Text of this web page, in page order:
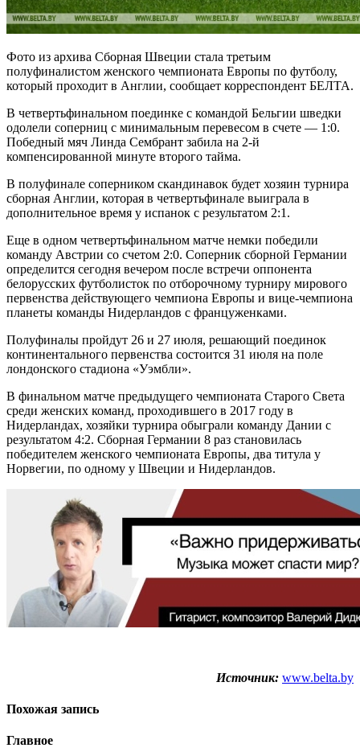
Фото из архива Сборная Швеции стала третьим
полуфиналистом женского чемпионата Европы по футболу,
который проходит в Англии, сообщает корреспондент БЕЛТА.
В четвертьфинальном поединке с командой Бельгии шведки
одолели соперниц с минимальным перевесом в счете — 1:0.
Победный мяч Линда Сембрант забила на 2-й
компенсированной минуте второго тайма.
В полуфинале соперником скандинавок будет хозяин турнира
сборная Англии, которая в четвертьфинале выиграла в
дополнительное время у испанок с результатом 2:1.
Еще в одном четвертьфинальном матче немки победили
команду Австрии со счетом 2:0. Соперник сборной Германии
определится сегодня вечером после встречи оппонента
белорусских футболисток по отборочному турниру мирового
первенства действующего чемпиона Европы и вице-чемпиона
планеты команды Нидерландов с француженками.
Полуфиналы пройдут 26 и 27 июля, решающий поединок
континентального первенства состоится 31 июля на поле
лондонского стадиона «Уэмбли».
В финальном матче предыдущего чемпионата Старого Света
среди женских команд, проходившего в 2017 году в
Нидерландах, хозяйки турнира обыграли команду Дании с
результатом 4:2. Сборная Германии 8 раз становилась
победителем женского чемпионата Европы, два титула у
Норвегии, по одному у Швеции и Нидерландов.
Источник: www.belta.by
Похожая запись
Главное